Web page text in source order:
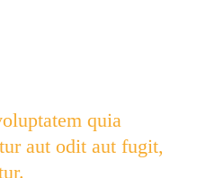
quia
aut odit aut fugit,